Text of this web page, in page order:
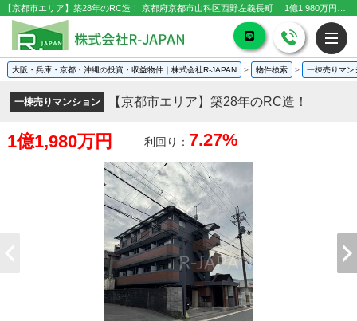
大阪・兵庫・京都・沖縄の投資・収益物件｜株式会社R-JAPAN > 物件検索 > 一棟売りマン
一棟売りマンション 【京都市エリア】築28年のRC造！
1億1,980万円 利回り： 7.27%